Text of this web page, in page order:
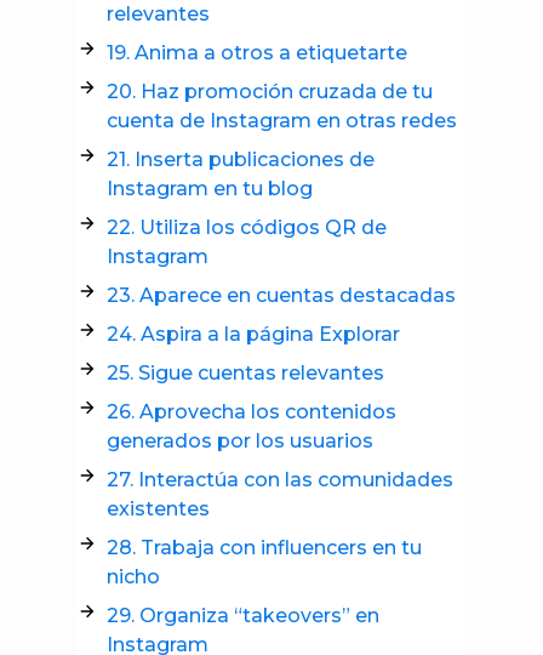
relevantes
19. Anima a otros a etiquetarte
20. Haz promoción cruzada de tu
cuenta de Instagram en otras redes
21. Inserta publicaciones de
Instagram en tu blog
22. Utiliza los códigos QR de
Instagram
23. Aparece en cuentas destacadas
24. Aspira a la página Explorar
25. Sigue cuentas relevantes
26. Aprovecha los contenidos
generados por los usuarios
27. Interactúa con las comunidades
existentes
28. Trabaja con influencers en tu
nicho
29. Organiza “takeovers” en
Instagram